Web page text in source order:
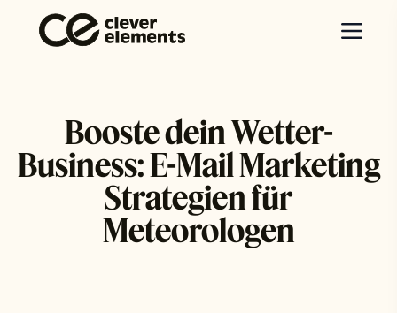
Booste dein Wetter-
Business: E-Mail Marketing
Strategien für
Meteorologen